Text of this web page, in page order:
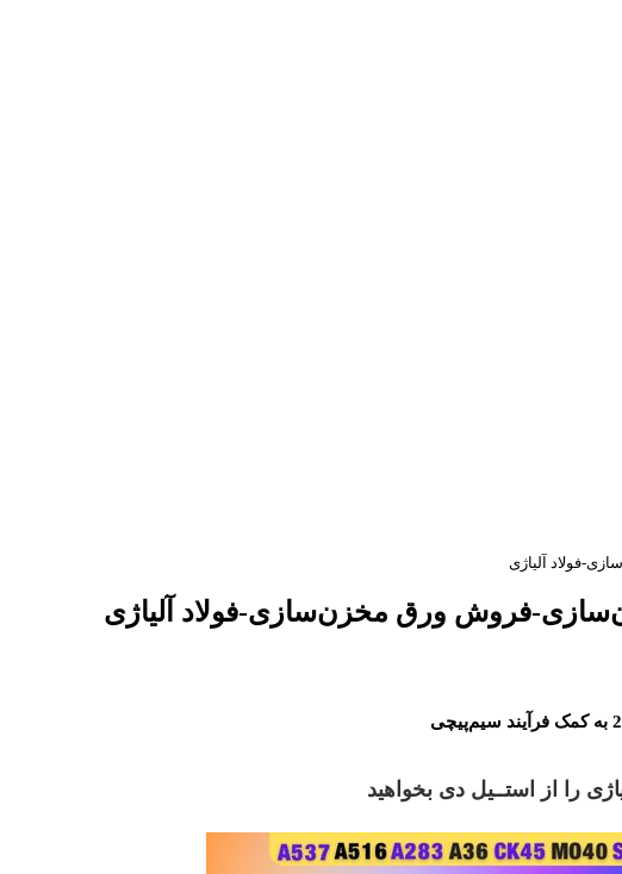
آلـــیاژی را از استــیل دی بخواهید